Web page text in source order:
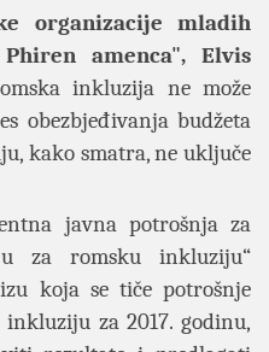
organizacije mladih
amenca", Elvis
inkluzija ne može
obezbjeđivanja budžeta
kako smatra, ne uključe
javna potrošnja za
za romsku inkluziju“
koja se tiče potrošnje
za 2017. godinu,